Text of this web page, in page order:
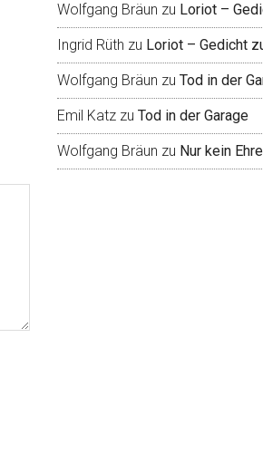
Wolfgang Bräun zu Loriot –
Ingrid Rüth zu Loriot – Gedicht
Wolfgang Bräun zu Tod in der
Emil Katz zu Tod in der Garage
Wolfgang Bräun zu Nur kein